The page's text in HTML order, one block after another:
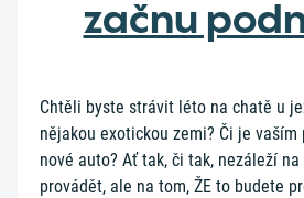
začnu
Chtěli byste strávit léto na chatě u
nějakou exotickou zemi? Či je
nové auto? Ať tak, či tak, nezáleží
provádět, ale na tom, ŽE to budete